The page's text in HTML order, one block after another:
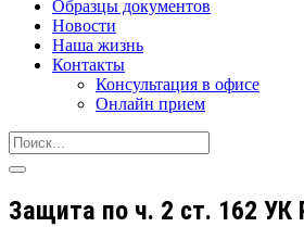
Образцы документов
Новости
Наша жизнь
Контакты
Консультация в офисе
Онлайн прием
Защита по ч. 2 ст. 162 УК